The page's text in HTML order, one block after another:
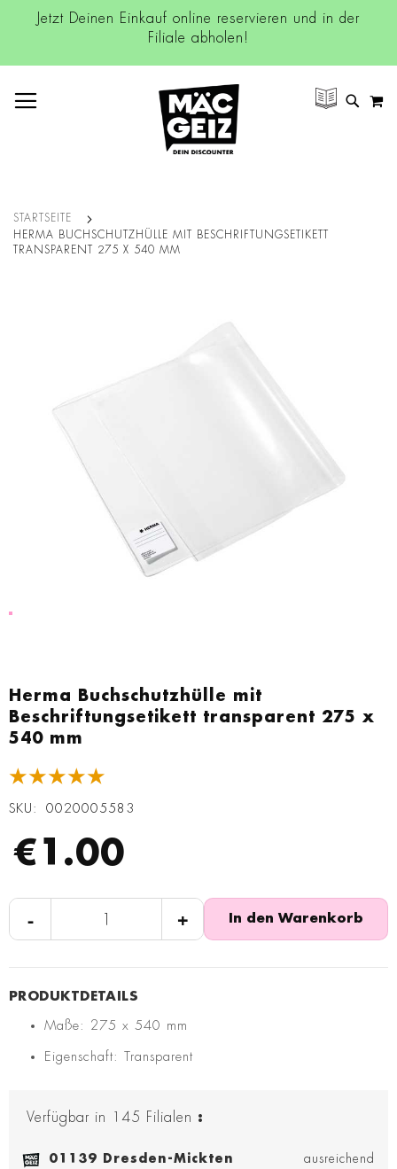
Jetzt Deinen Einkauf online reservieren und in der
Filiale abholen!
SUCHE
STARTSEITE
HERMA BUCHSCHUTZHÜLLE MIT BESCHRIFTUNGSETIKETT
TRANSPARENT 275 X 540 MM
Herma Buchschutzhülle mit
Beschriftungsetikett transparent 275 x
540 mm
★★★★★
SKU 0020005583
€1.00
- + In den Warenkorb
Maße: 275 x 540 mm
Eigenschaft: Transparent
Verfügbar in 145 Filialen :
01139 Dresden-Mickten
ausreichend
Anfang
der
Bildgalerie
springen